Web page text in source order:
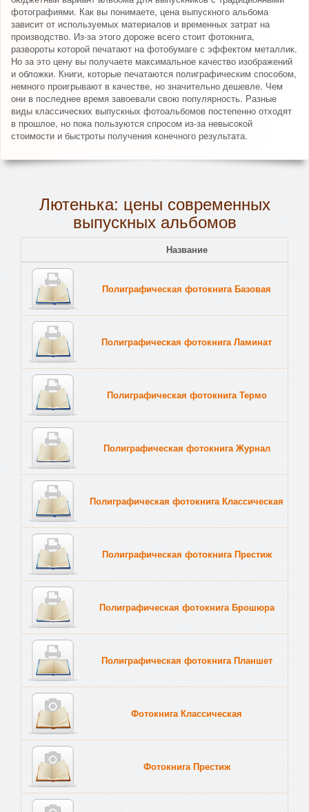
фотографиями. Как вы понимаете, цена выпускного альбома
зависит от используемых материалов и временных затрат на
производство. Из-за этого дороже всего стоит фотокнига,
развороты которой печатают на фотобумаге с эффектом металлик.
Но за это цену вы получаете максимальное качество изображений
и обложки. Книги, которые печатаются полиграфическим способом,
немного проигрывают в качестве, но значительно дешевле. Чем
они в последнее время завоевали свою популярность. Разные
виды классических выпускных фотоальбомов постепенно отходят
в прошлое, но пока пользуются спросом из-за невысокой
стоимости и быстроты получения конечного результата.
Лютенька: цены современных
выпускных альбомов
Название
Полиграфическая фотокнига Базовая
Полиграфическая фотокнига Ламинат
Полиграфическая фотокнига Термо
Полиграфическая фотокнига Журнал
Полиграфическая фотокнига Классическая
Полиграфическая фотокнига Престиж
Полиграфическая фотокнига Брошюра
Полиграфическая фотокнига Планшет
Фотокнига Классическая
Фотокнига Престиж